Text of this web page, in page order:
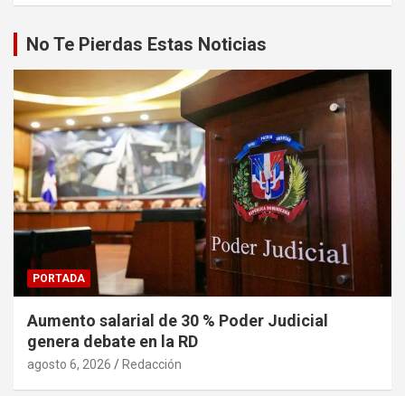
No Te Pierdas Estas Noticias
PORTADA
Aumento salarial de 30 % Poder Judicial
genera debate en la RD
agosto 6, 2026 Redacción